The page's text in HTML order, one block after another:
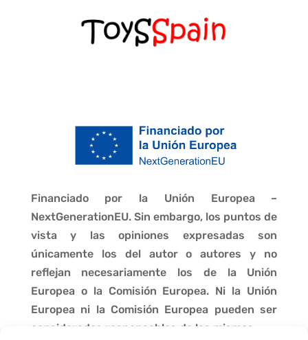
Financiado por la Unión Europea –
NextGenerationEU. Sin embargo, los puntos de
vista y las opiniones expresadas son
únicamente los del autor o autores y no
reflejan necesariamente los de la Unión
Europea o la Comisión Europea. Ni la Unión
Europea ni la Comisión Europea pueden ser
consideradas responsables de las mismas.